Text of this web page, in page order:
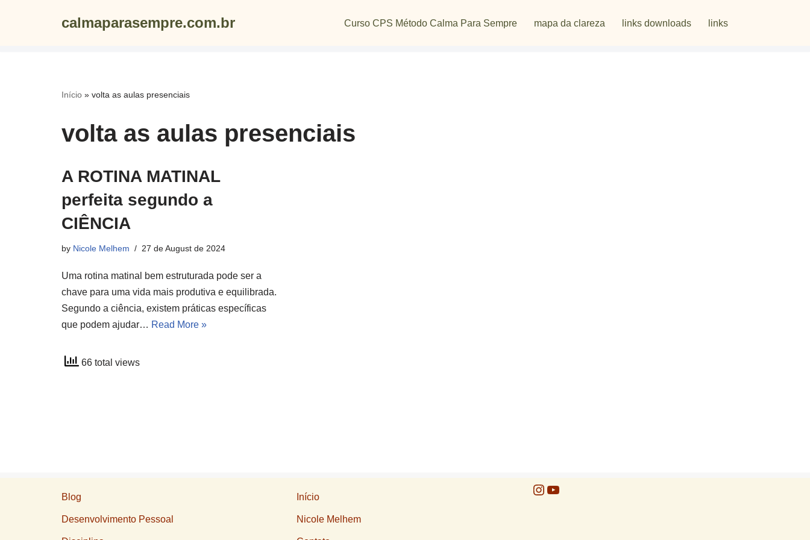
calmaparasempre.com.br Curso CPS Método Calma Para Sempre mapa da clareza links downloads links
Início » volta as aulas presenciais
volta as aulas presenciais
A ROTINA MATINAL
perfeita segundo a
CIÊNCIA
by Nicole Melhem 27 de August de 2024
Uma rotina matinal bem estruturada pode ser a
chave para uma vida mais produtiva e equilibrada.
Segundo a ciência, existem práticas específicas
que podem ajudar… Read More »
66 total views
Blog
Desenvolvimento Pessoal
Início
Nicole Melhem